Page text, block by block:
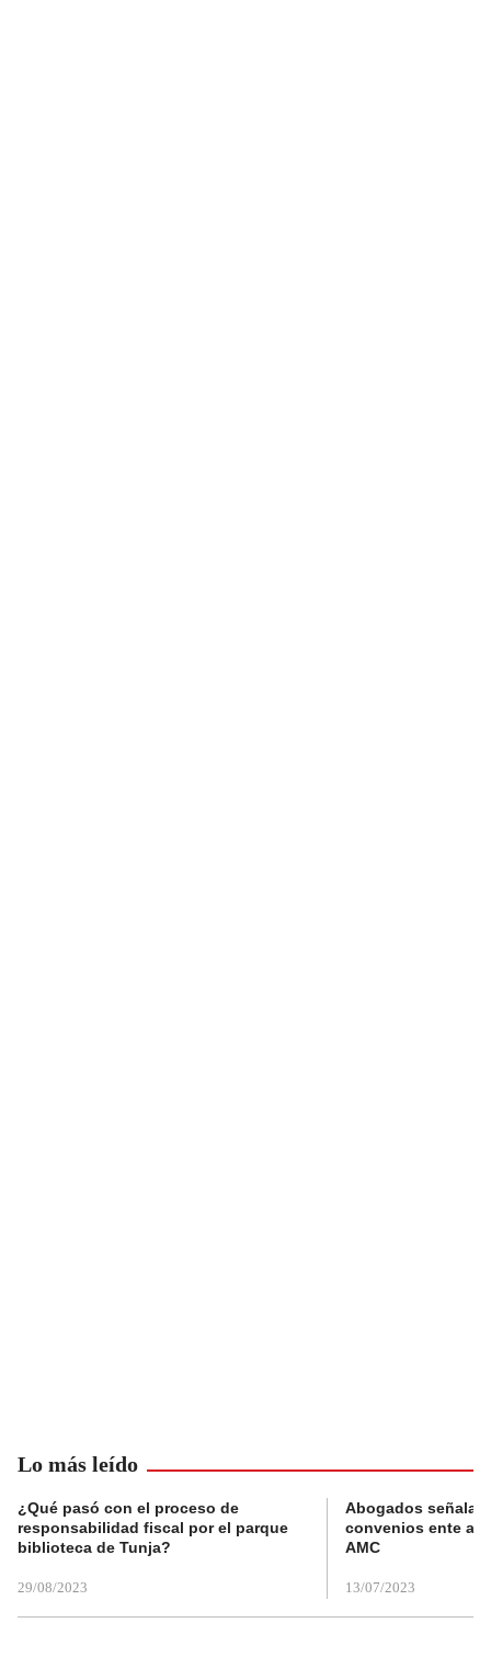
Lo más leído
¿Qué pasó con el proceso de
responsabilidad fiscal por el parque
biblioteca de Tunja?
29/08/2023
Abogados
convenios ente
AMC
13/07/2023